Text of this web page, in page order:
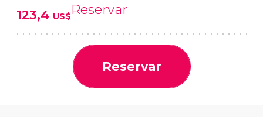
123,4 US$Reservar
Reservar